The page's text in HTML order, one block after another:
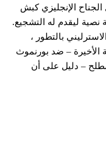
الإنجليزي كبش
رسالة نصية ليقدم له التشجيع.
بالتطور ،
الأخيرة – ضد بورنموث
– دليل على أن